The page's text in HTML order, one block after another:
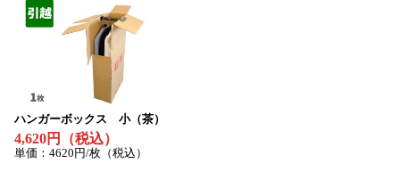
ハンガーボックス 小（茶）
4,620円（税込）
単価：4620円/枚（税込）